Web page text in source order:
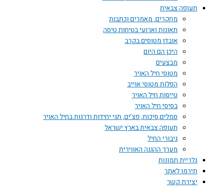
תעופה צבאית
מחקרים, מאמרים וכתבות
תאונות וארועי בטיחות טיסה
אובדן מטוסים בקרב
היכן הם היום
מבצעים
מטוסי חיל האויר
הפלות מטוסי אוייב
טייסות חיל האויר
בסיסי חיל האויר
סמלים,סיכות, פצ'ים, תגי יחידות ודרגות בחיל האויר
תעופה צבאית בארץ ישראל
גיבורי החיל
מערך ההגנה האווירית
גלריית תמונות
תירמו לאתר
יצירת קשר